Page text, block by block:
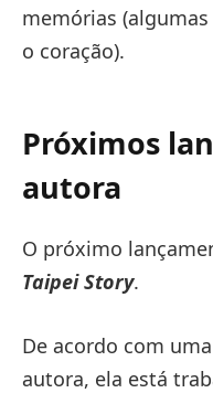
memórias
o coração).
Próximos
autora
O próximo
Taipei Story.
De acordo com
autora, ela está